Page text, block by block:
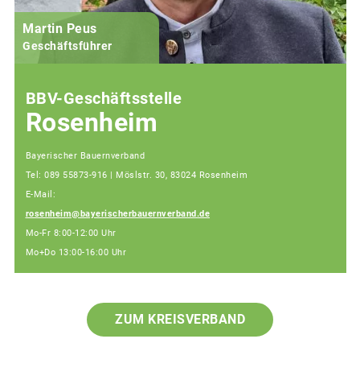
Martin Peus
Geschäftsführer
BBV-Geschäftsstelle
Rosenheim
Bayerischer Bauernverband
Tel: 089 55873-916 | Möslstr. 30, 83024 Rosenheim
E-Mail:
rosenheim@bayerischerbauernverband.de
Mo-Fr 8:00-12:00 Uhr
Mo+Do 13:00-16:00 Uhr
ZUM KREISVERBAND